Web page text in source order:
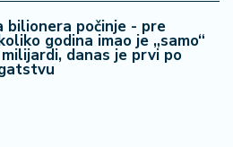
bilionera počinje - pre
godina imao je „samo“
danas je prvi po